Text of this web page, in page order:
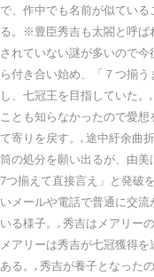
で、作中でも名前が似てい
る。※豊臣秀吉も太閤と呼ば
されていない謎が多いので
ら付き合い始め、「７つ揃
し、七冠王を目指していた
ことも知らなかったので愛
て寄りを戻す。, 途中紆余曲
筒の処分を願い出るが、由
7つ揃えて直接言え」と発破
いメールや電話で普通に交
いる様子。, 秀吉はメアリー
メアリーは秀吉が七冠獲得
ある。, 秀吉が養子となった